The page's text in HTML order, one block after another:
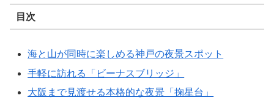
目次
海と山が同時に楽しめる神戸の夜景スポット
手軽に訪れる「ビーナスブリッジ」
大阪まで見渡せる本格的な夜景「掬星台」